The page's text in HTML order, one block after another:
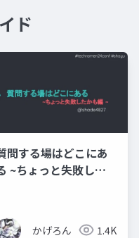
ド
問する場はどこにあ
~ちょっと失敗した
かげろん 1.4K